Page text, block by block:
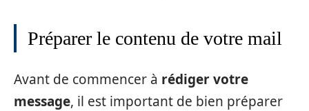
Préparer le contenu de votre mail
Avant de commencer à rédiger votre
message, il est important de bien préparer